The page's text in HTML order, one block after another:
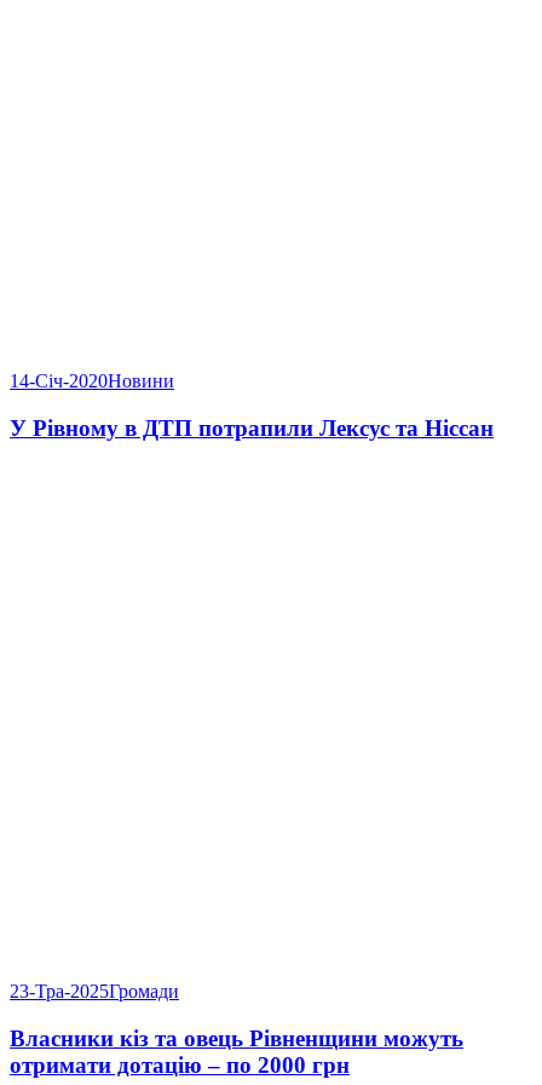
14-Січ-2020Новини
У Рівному в ДТП потрапили Лексус та Ніссан
23-Тра-2025Громади
Власники кіз та овець Рівненщини можуть
отримати дотацію – по 2000 грн